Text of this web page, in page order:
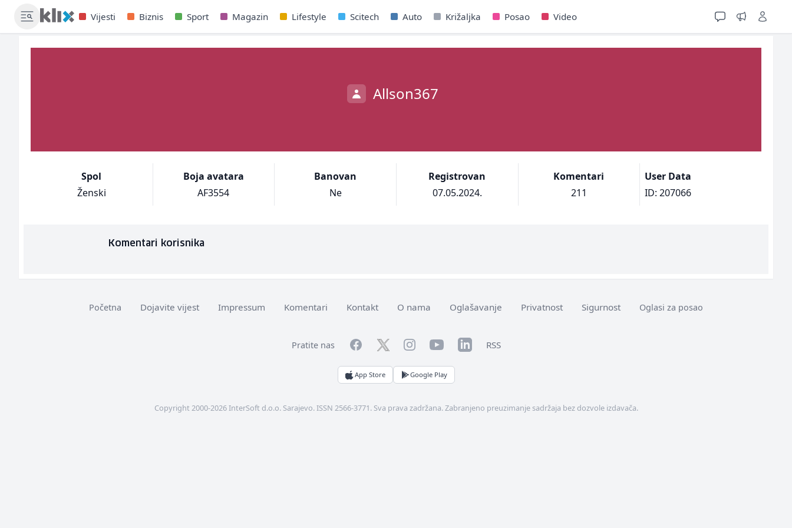
Vijesti Biznis Sport Magazin Lifestyle Scitech Auto Križaljka Posao Video
Allson367
Spol
Ženski
Boja avatara
AF3554
Banovan
Ne
Registrovan
07.05.2024.
Komentari
211
User Data
ID: 207066
Komentari korisnika
Početna Dojavite vijest Impressum Komentari Kontakt O nama Oglašavanje Privatnost Sigurnost Oglasi za posao
Pratite nas FacebookTwitterInstagramYouTubeLinkedInRSS
App Store Google Play
Copyright 2000-2026 InterSoft d.o.o. Sarajevo. ISSN 2566-3771. Sva prava zadržana. Zabranjeno preuzimanje sadržaja bez dozvole izdavača.